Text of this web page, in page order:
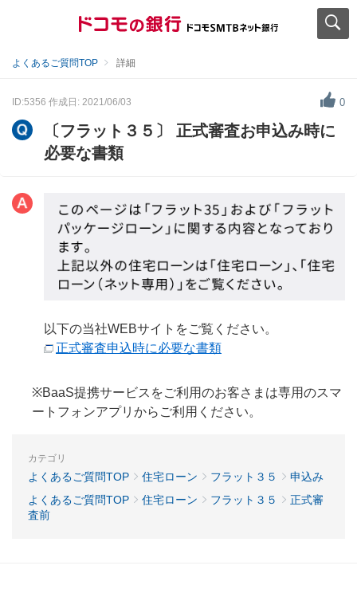
よくあるご質問TOP 詳細
ID:5356 作成日: 2021/06/03 0
〔フラット３５〕 正式審査お申込み時に
必要な書類
以下の当社WEBサイトをご覧ください。
正式審査申込時に必要な書類
※BaaS提携サービスをご利用のお客さまは専用のスマ
ートフォンアプリからご利用ください。
カテゴリ
よくあるご質問TOP 住宅ローン フラット３５
申込み
よくあるご質問TOP
住宅ローン フラット３５
正式審
査前